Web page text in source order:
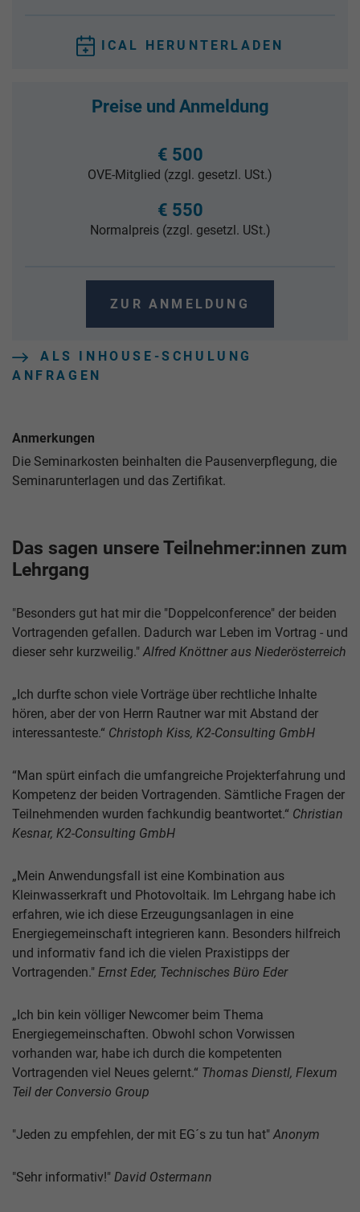
ICAL HERUNTERLADEN
Preise und Anmeldung
€ 500
OVE-Mitglied (zzgl. gesetzl. USt.)
€ 550
Normalpreis (zzgl. gesetzl. USt.)
ZUR ANMELDUNG
ALS INHOUSE-SCHULUNG
ANFRAGEN
Anmerkungen
Die Seminarkosten beinhalten die Pausenverpflegung, die
Seminarunterlagen und das Zertifikat.
Das sagen unsere Teilnehmer:innen zum
Lehrgang
"Besonders gut hat mir die "Doppelconference" der beiden
Vortragenden gefallen. Dadurch war Leben im Vortrag - und
dieser sehr kurzweilig."Alfred Knöttner aus Niederösterreich
„Ich durfte schon viele Vorträge über rechtliche Inhalte
hören, aber der von Herrn Rautner war mit Abstand der
interessanteste.“ Christoph Kiss, K2-Consulting GmbH
“Man spürt einfach die umfangreiche Projekterfahrung und
Kompetenz der beiden Vortragenden. Sämtliche Fragen der
Teilnehmenden wurden fachkundig beantwortet.“ Christian
Kesnar, K2-Consulting GmbH
„Mein Anwendungsfall ist eine Kombination aus
Kleinwasserkraft und Photovoltaik. Im Lehrgang habe ich
erfahren, wie ich diese Erzeugungsanlagen in eine
Energiegemeinschaft integrieren kann. Besonders hilfreich
und informativ fand ich die vielen Praxistipps der
Vortragenden." Ernst Eder, Technisches Büro Eder
„Ich bin kein völliger Newcomer beim Thema
Energiegemeinschaften. Obwohl schon Vorwissen
vorhanden war, habe ich durch die kompetenten
Vortragenden viel Neues gelernt.“ Thomas Dienstl, Flexum
Teil der Conversio Group
"Jeden zu empfehlen, der mit EG´s zu tun hat"Anonym
"Sehr informativ!" David Ostermann